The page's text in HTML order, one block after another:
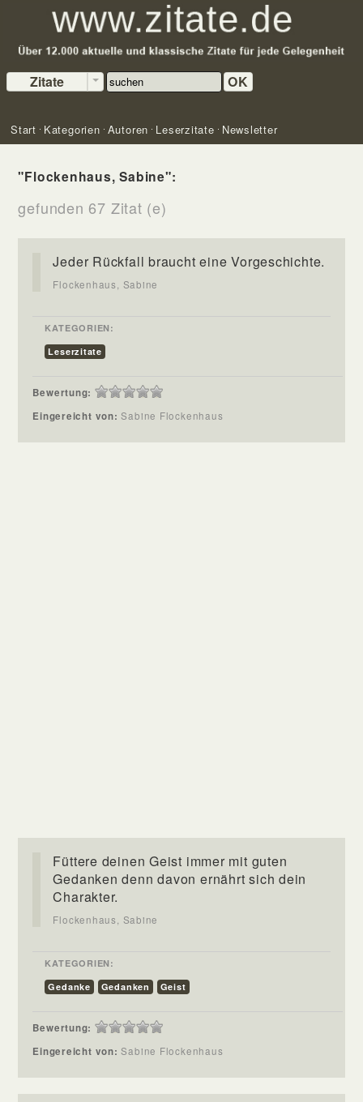
Zitate OK
Start Kategorien Autoren Leserzitate Newsletter
"Flockenhaus, Sabine":
gefunden 67 Zitat (e)
Jeder Rückfall braucht eine Vorgeschichte.
Flockenhaus, Sabine
KATEGORIEN:
Leserzitate
Bewertung:
Eingereicht von:Sabine Flockenhaus
Füttere deinen Geist immer mit guten
Gedanken denn davon ernährt sich dein
Charakter.
Flockenhaus, Sabine
KATEGORIEN:
Gedanke
Gedanken Geist
Bewertung:
Eingereicht von:Sabine Flockenhaus